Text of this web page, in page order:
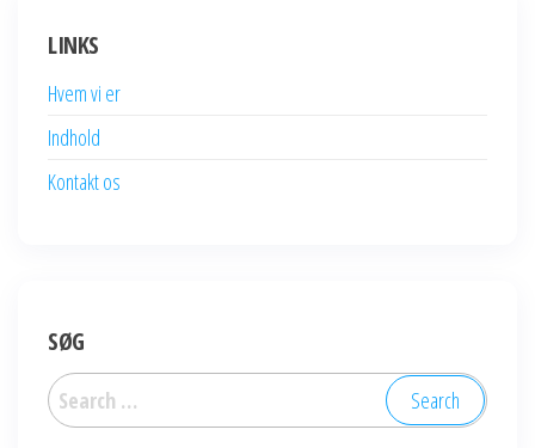
LINKS
Hvem vi er
Indhold
Kontakt os
SØG
Search
for: